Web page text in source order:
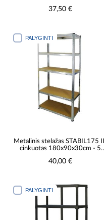
37,50 €
PALYGINTI
Metalinis stelažas STABIL175 III
cinkuotas 180x90x30cm - 5
40,00 €
PALYGINTI